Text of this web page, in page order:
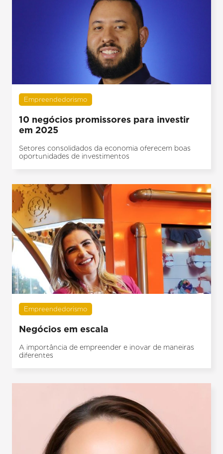
Empreendedorismo
10 negócios promissores para investir
em 2025
Setores consolidados da economia oferecem boas
oportunidades de investimentos
Empreendedorismo
Negócios em escala
A importância de empreender e inovar de maneiras
diferentes